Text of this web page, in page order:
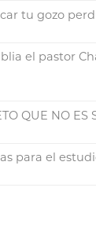
tu gozo
el pastor
QUE NO ES
para el